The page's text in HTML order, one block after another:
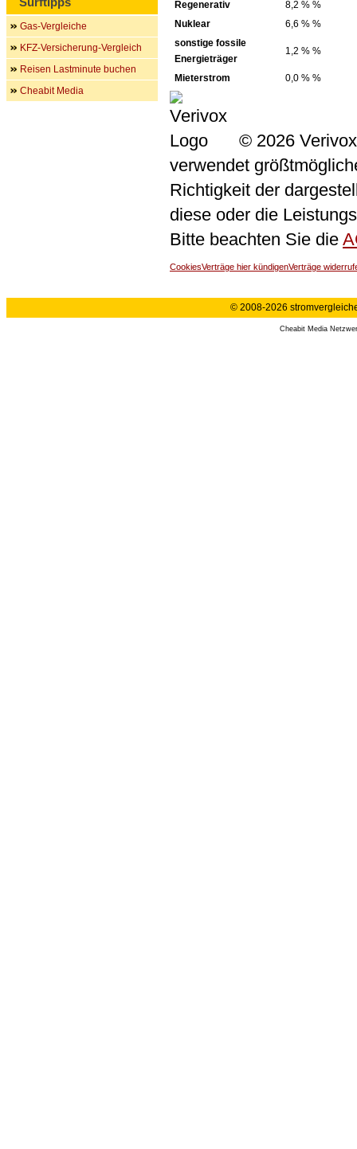
Regenerativ
8,2 % %
Nuklear
6,6 % %
sonstige fossile
Energieträger
1,2 % %
Mieterstrom 0,0 % %
© 2026
verwendet
Richtigkeit der
diese oder die
Bitte beachten Sie die
CookiesVerträge hier kündigenVerträge
Gas-Vergleiche
KFZ-Versicherung-Vergleich
Reisen Lastminute buchen
Cheabit Media
© 2008-2026
Cheabit Media